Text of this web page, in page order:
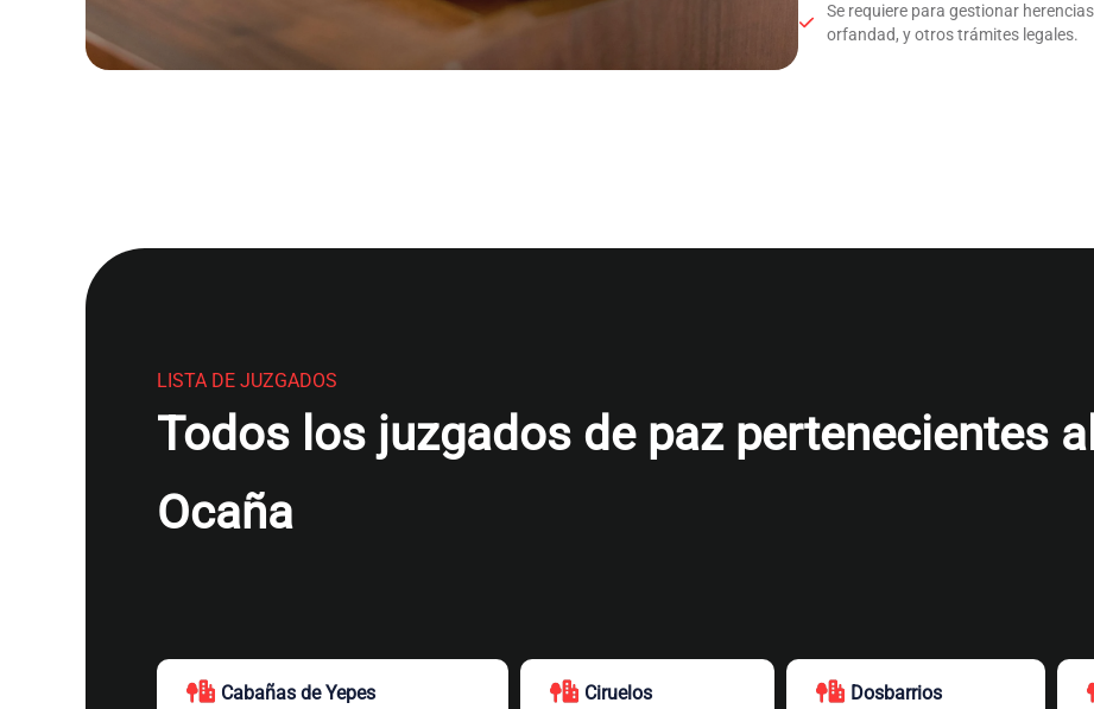
Se requiere para gestionar
orfandad, y otros trámites legales.
LISTA DE JUZGADOS
Todos los juzgados de paz pertenecientes
Ocaña
Cabañas de Yepes Ciruelos Dosbarrios